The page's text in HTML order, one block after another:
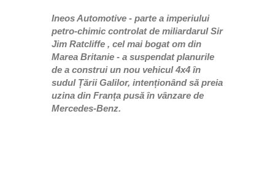
Ineos Automotive - parte a imperiului
petro-chimic controlat de miliardarul Sir
Jim Ratcliffe , cel mai bogat om din
Marea Britanie - a suspendat planurile
de a construi un nou vehicul 4x4 în
sudul Țării Galilor, intenționând să preia
uzina din Franța pusă în vânzare de
Mercedes-Benz.